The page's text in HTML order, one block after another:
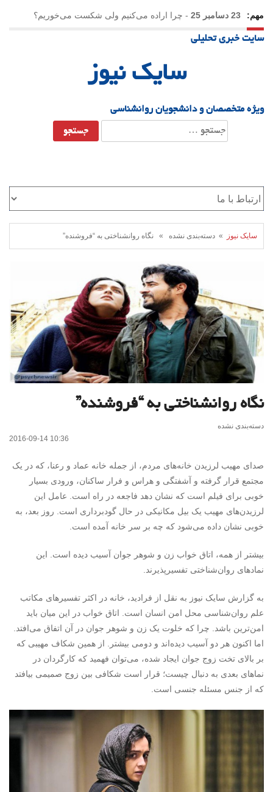
مهم: 23 دسامبر 25 - چرا اراده می‌کنیم ولی شکست می‌خوریم؟
21 دسامبر 25
سایت خبری تحلیلی
سایک نیوز
ویژه متخصصان و دانشجویان روانشناسی
جستجو
برای:
سایک نیوز » دسته‌بندی نشده » نگاه روانشناختی به “فروشنده”
نگاه روانشناختی به “فروشنده”
دسته‌بندی نشده
2016-09-14 10:36
صدای مهیب لرزیدن خانه‌های مردم، از جمله خانه عماد و رعنا، که در یک
مجتمع قرار گرفته و آشفتگی و هراس و فرار ساکنان، ورودی بسیار
خوبی برای فیلم است که نشان دهد فاجعه در راه است. عامل این
لرزیدن‌های مهیب یک بیل مکانیکی در حال گودبرداری است. روز بعد، به
خوبی نشان داده می‌شود که چه بر سر خانه آمده است.
بیشتر از همه، اتاق خواب زن و شوهر جوان آسیب دیده است. این
نمادهای روان‌شناختی تفسیرپذیرند.
به گزارش سایک نیوز به نقل از فرادید، خانه در اکثر تفسیرهای مکاتب
علم روان‌شناسی محل امن انسان است. اتاق خواب در این میان باید
امن‌ترین باشد. چرا که خلوت یک زن و شوهر جوان در آن اتفاق می‌افتد.
اما اکنون هر دو آسیب دیده‌اند و دومی بیشتر. از همین شکاف مهیبی که
بر بالای تخت زوج جوان ایجاد شده، می‌توان فهمید که کارگردان در
نماهای بعدی به دنبال چیست؛ قرار است شکافی بین زوج صمیمی بیافتد
که از جنس مسئله جنسی است.